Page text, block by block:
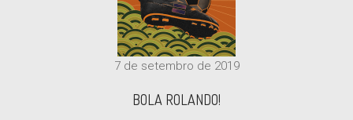
7 de setembro de 2019
BOLA ROLANDO!